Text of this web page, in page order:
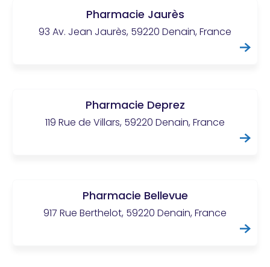
Pharmacie Jaurès
93 Av. Jean Jaurès, 59220 Denain, France
Pharmacie Deprez
119 Rue de Villars, 59220 Denain, France
Pharmacie Bellevue
917 Rue Berthelot, 59220 Denain, France